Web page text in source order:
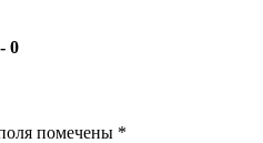
- 0
помечены *